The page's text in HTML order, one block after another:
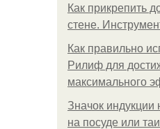
Как прикрепить
стене.
Как правильно
Рилиф для
максимального
Значок индукции
на посуде или